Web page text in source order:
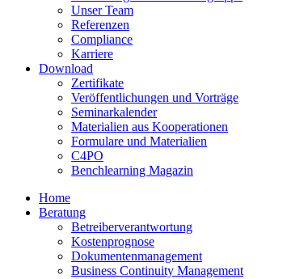
Unser Team
Referenzen
Compliance
Karriere
Download
Zertifikate
Veröffentlichungen und Vorträge
Seminarkalender
Materialien aus Kooperationen
Formulare und Materialien
C4PO
Benchlearning Magazin
Home
Beratung
Betreiberverantwortung
Kostenprognose
Dokumentenmanagement
Business Continuity Management